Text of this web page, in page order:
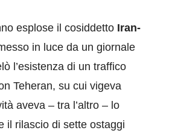
esplose il cosiddetto Iran-
in luce da un giornale
l’esistenza di un traffico
Teheran, su cui vigeva
aveva – tra l’altro – lo
il rilascio di sette ostaggi